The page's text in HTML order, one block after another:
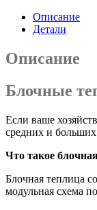
Описание
Детали
Описание
Блочные
Если ваше
средних и
Что такое
Блочная теплица
модульная схема